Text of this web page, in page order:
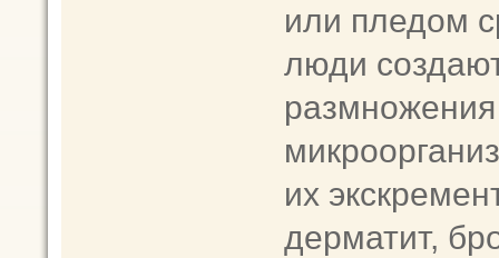
или пледом
люди
их
дерматит,